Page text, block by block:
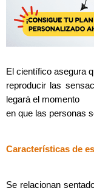
El científico asegura
reproducir las
legará el momento
en que las personas
Características de
Se relacionan